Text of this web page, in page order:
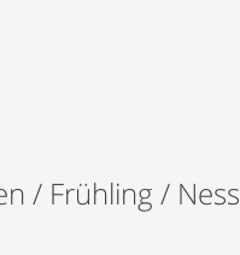
/ Frühling / Ness